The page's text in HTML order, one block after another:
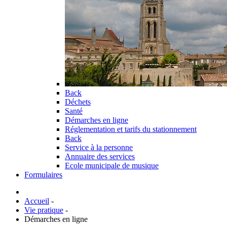
Back
Déchets
Santé
Démarches en ligne
Réglementation et tarifs du stationnement
Back
Service à la personne
Annuaire des services
Ecole municipale de musique
Formulaires
Accueil -
Vie pratique -
Démarches en ligne